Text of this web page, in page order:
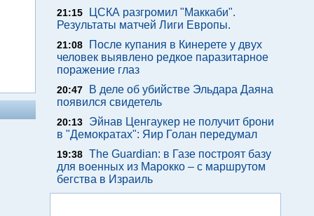
21:15
ЦСКА разгромил "Маккаби".
Результаты матчей Лиги Европы.
21:08
После купания в Кинерете у двух
человек выявлено редкое паразитарное
поражение глаз
20:47
В деле об убийстве Эльдара Даяна
появился свидетель
20:13
Эйнав Ценгаукер не получит брони
в "Демократах": Яир Голан передумал
19:38 The Guardian: в Газе построят базу
для военных из Марокко – с маршрутом
бегства в Израиль